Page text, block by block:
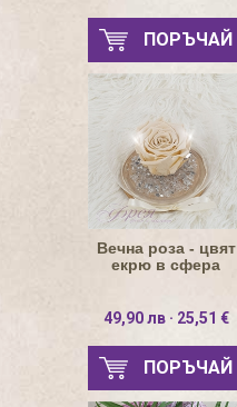
ПОРЪЧАЙ
Вечна роза - цвят
екрю в сфера
49,90 лв · 25,51 €
ПОРЪЧАЙ